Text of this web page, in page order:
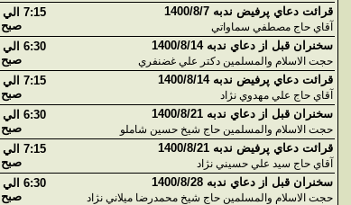
قرائت دعاي پرفيض ندبه 1400/8/7
صبح
آقاي حاج مصطفي سماواتي
سخنران قبل از دعاي ندبه 1400/8/14
صبح
حجت الاسلام والمسلمين دکتر علي غضنفري
قرائت دعاي پرفيض ندبه 1400/8/14
صبح
آقاي حاج علي مهدوي نژاد
سخنران قبل از دعاي ندبه 1400/8/21
صبح
حجت الاسلام والمسلمين حاج شيخ حسين شاملو
قرائت دعاي پرفيض ندبه 1400/8/21
صبح
آقاي حاج سيد علي حسيني نژاد
سخنران قبل از دعاي ندبه 1400/8/28
صبح
حجت الاسلام والمسلمين حاج شيخ محمدرضا ميلاني نژاد